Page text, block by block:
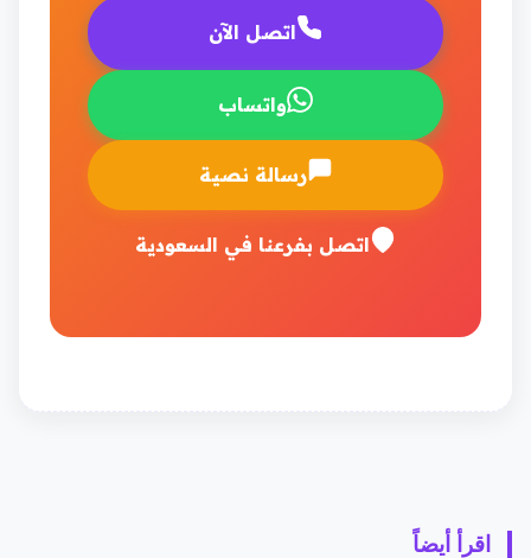
اتصل الآن
واتساب
رسالة نصية
اتصل بفرعنا في السعودية
اقرأ أيضاً